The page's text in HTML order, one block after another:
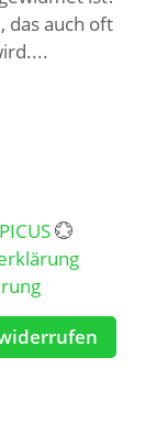
das auch oft
💮